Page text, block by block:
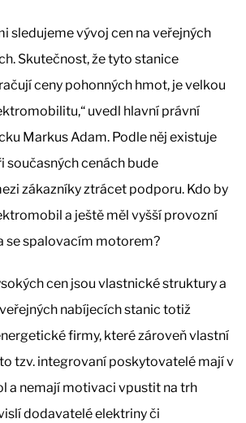
sledujeme vývoj cen na veřejných
Skutečnost, že tyto stanice
ceny pohonných hmot, je velkou
uvedl hlavní právní
Markus Adam. Podle něj existuje
současných cenách bude
zákazníky ztrácet podporu. Kdo by
a ještě měl vyšší provozní
se spalovacím motorem?
cen jsou vlastnické struktury a
nabíjecích stanic totiž
firmy, které zároveň vlastní
tzv. integrovaní poskytovatelé mají v
a nemají motivaci vpustit na trh
dodavatelé elektriny či